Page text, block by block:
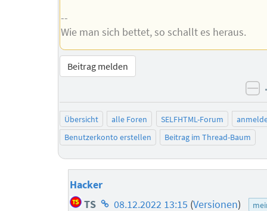
--
Wie man sich bettet, so schallt es heraus.
Beitrag melden
Übersicht alle Foren SELFHTML-Forum
Benutzerkonto erstellen
Beitrag im Thread-Baum
Hacker
TS Homepage
08.12.2022 13:15 (Versionen)